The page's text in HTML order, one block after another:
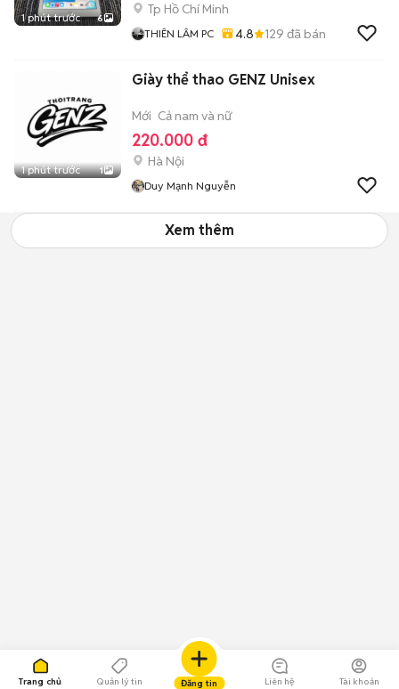
Trang chủ Quản lý tin Đăng tin Liên hệ Tài khoản
1 phút trước 6
Tp Hồ Chí Minh
THIÊN LÂM PC 4.8 129 đã bán
1 phút trước 1
Giày thể thao GENZ Unisex
Mới Cả nam và nữ
220.000 đ
Hà Nội
Duy Mạnh Nguyễn
Xem thêm